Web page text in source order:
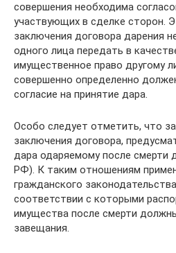
совершения необходима
участвующих в сделке сторон.
заключения договора дарения
одного лица передать в
имущественное право другому
совершенно определенно
согласие на принятие дара.
Особо следует отметить, что
заключения договора,
дара одаряемому после смерти
РФ). К таким отношениям
гражданского
соответствии с которыми
имущества после смерти
завещания.